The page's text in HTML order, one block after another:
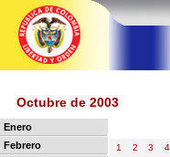
Octubre de 2003
Enero
Febrero
1 2 3 4